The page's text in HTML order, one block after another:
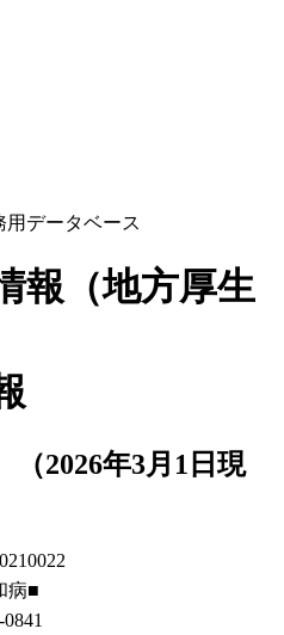
用データベース
報（地方厚生
2026年3月1日現
病■